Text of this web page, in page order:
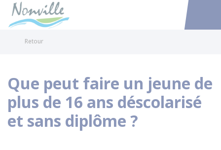
Accéder
Retour
Que peut faire un jeune de
plus de 16 ans déscolarisé
et sans diplôme ?